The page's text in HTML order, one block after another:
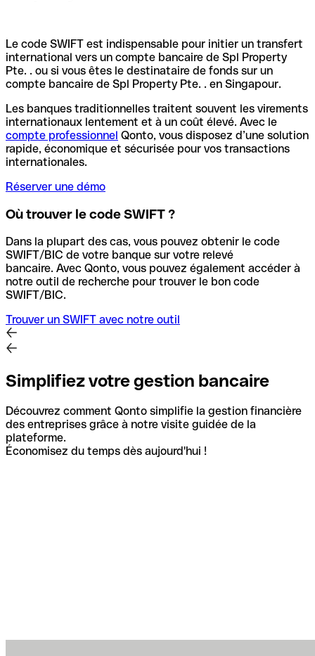
Le code SWIFT est indispensable pour initier un transfert
international vers un compte bancaire de Spl Property
Pte. . ou si vous êtes le destinataire de fonds sur un
compte bancaire de Spl Property Pte. . en Singapour.
Les banques traditionnelles traitent souvent les virements
internationaux lentement et à un coût élevé. Avec le
compte professionnel Qonto, vous disposez d’une solution
rapide, économique et sécurisée pour vos transactions
internationales.
Réserver une démo
Où trouver le code SWIFT ?
Dans la plupart des cas, vous pouvez obtenir le code
SWIFT/BIC de votre banque sur votre relevé
bancaire. Avec Qonto, vous pouvez également accéder à
notre outil de recherche pour trouver le bon code
SWIFT/BIC.
Trouver un SWIFT avec notre outil
Simplifiez votre gestion bancaire
Découvrez comment Qonto simplifie la gestion financière
des entreprises grâce à notre visite guidée de la
plateforme.
Économisez du temps dès aujourd'hui !